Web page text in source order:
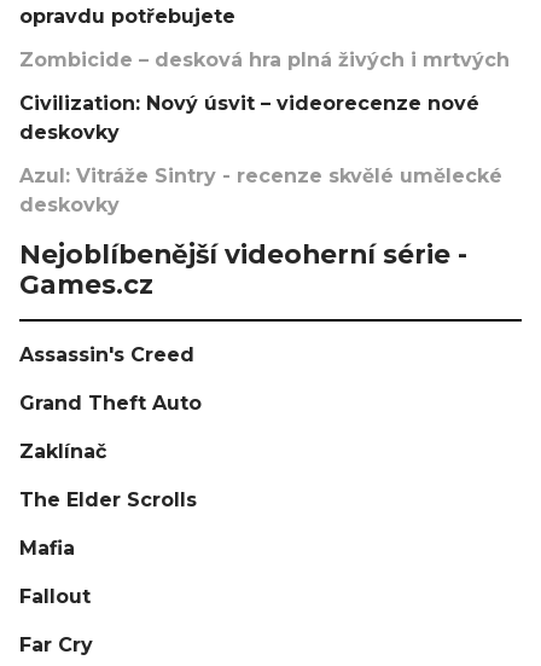
opravdu potřebujete
Zombicide – desková hra plná živých i mrtvých
Civilization: Nový úsvit – videorecenze nové
deskovky
Azul: Vitráže Sintry - recenze skvělé umělecké
deskovky
Nejoblíbenější videoherní série -
Games.cz
Assassin's Creed
Grand Theft Auto
Zaklínač
The Elder Scrolls
Mafia
Fallout
Far Cry